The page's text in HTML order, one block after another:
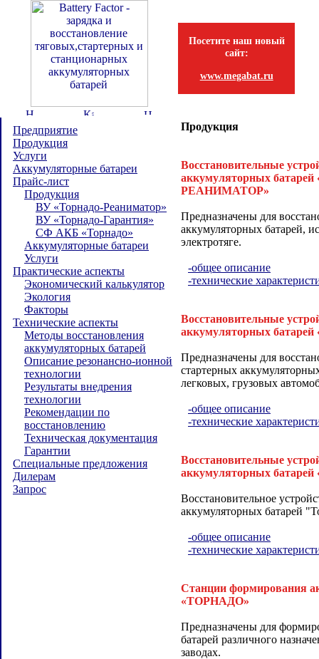
Посетите наш новый
сайт:
www.megabat.ru
Предприятие
Продукция
Услуги
Аккумуляторные батареи
Прайс-лист
Продукция
ВУ «Торнадо-Реаниматор»
ВУ «Торнадо-Гарантия»
СФ АКБ «Торнадо»
Аккумуляторные батареи
Услуги
Практические аспекты
Экономический калькулятор
Экология
Факторы
Технические аспекты
Методы восстановления
аккумуляторных батарей
Описание резонансно-ионной
технологии
Результаты внедрения
технологии
Рекомендации по
восстановлению
Техническая документация
Гарантии
Специальные предложения
Дилерам
Запрос
Продукция
Восстановительные
аккумуляторных
РЕАНИМАТОР»
Предназначены для
аккумуляторных батарей,
электротяге.
-общее описание
-технические
Восстановительные
аккумуляторных
Предназначены для
стартерных
легковых, грузовых
-общее описание
-технические
Восстановительные
аккумуляторных
Восстановительное
аккумуляторных батарей
-общее описание
-технические
Станции формирования
«ТОРНАДО»
Предназначены для
батарей различного
заводах.